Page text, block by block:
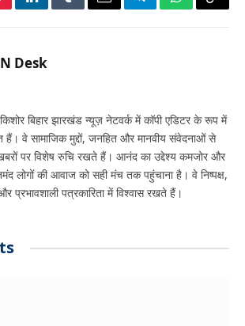
LinkedInTumblrEmailTelegramWhatsApp
Copy
Desk
बिहार झारखंड न्यूज़ नेटवर्क में कॉपी एडिटर के रूप में
हैं। वे सामाजिक मुद्दों, जनहित और मानवीय संवेदनाओं से
पर विशेष रुचि रखते हैं। आनंद का उद्देश्य कमजोर और
लोगों की आवाज को सही मंच तक पहुंचाना है। वे निष्पक्ष,
प्रभावशाली पत्रकारिता में विश्वास रखते हैं।